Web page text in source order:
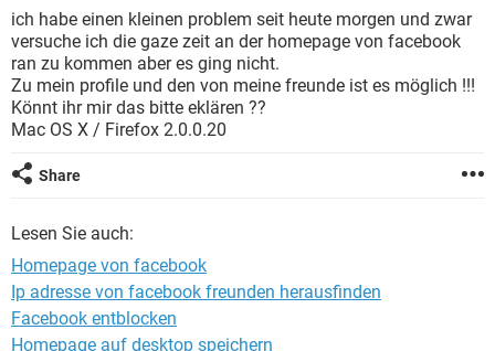
WHATSAPP TIKTOK
FACEBOOK HARDWARE
WINDOWS 10 INSTAGRAM
WHATSAPP TIKTOK
FACEBOOK HARDWARE
SPIELE STREAMING
ANDROID IOS
WINDOWS 10 INSTAGRAM
WHATSAPP
FACEBOOK
ich habe einen kleinen problem seit heute morgen und zwar
versuche ich die gaze zeit an der homepage von facebook
ran zu kommen aber es ging nicht.
Zu mein profile und den von meine freunde ist es möglich !!!
Könnt ihr mir das bitte eklären ??
Mac OS X / Firefox 2.0.0.20
Share
Lesen Sie auch:
Homepage von facebook
Ip adresse von facebook freunden herausfinden
Facebook entblocken
Homepage auf desktop speichern